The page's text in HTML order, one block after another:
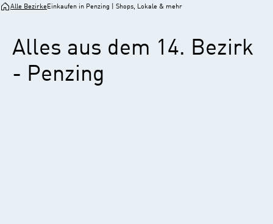
Alle BezirkeEinkaufen in Penzing | Shops, Lokale & mehr
Alles aus dem 14. Bezirk
- Penzing